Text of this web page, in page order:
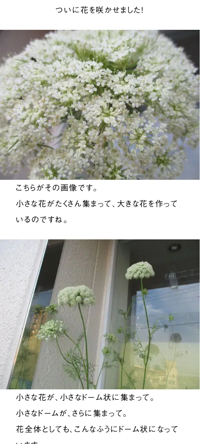
ついに花を咲かせました！
こちらがその画像です。
小さな花がたくさん集まって、大きな花を作って
いるのですね。
小さな花が、小さなドーム状に集まって。
小さなドームが、さらに集まって。
花全体としても、こんなふうにドーム状になって